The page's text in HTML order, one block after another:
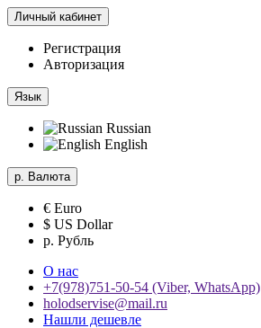
Личный кабинет
Регистрация
Авторизация
Язык
Russian
English
р. Валюта
€ Euro
$ US Dollar
р. Рубль
О нас
+7(978)751-50-54 (Viber, WhatsApp)
holodservise@mail.ru
Нашли дешевле